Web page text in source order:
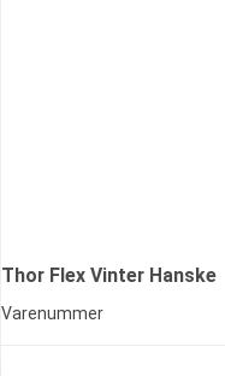
Thor Flex Vinter Hanske
Varenummer